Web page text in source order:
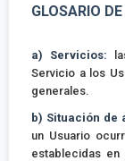
GLOSARIO
a) Servicios:
Servicio a los
generales.
b) Situación de
un Usuario
establecidas